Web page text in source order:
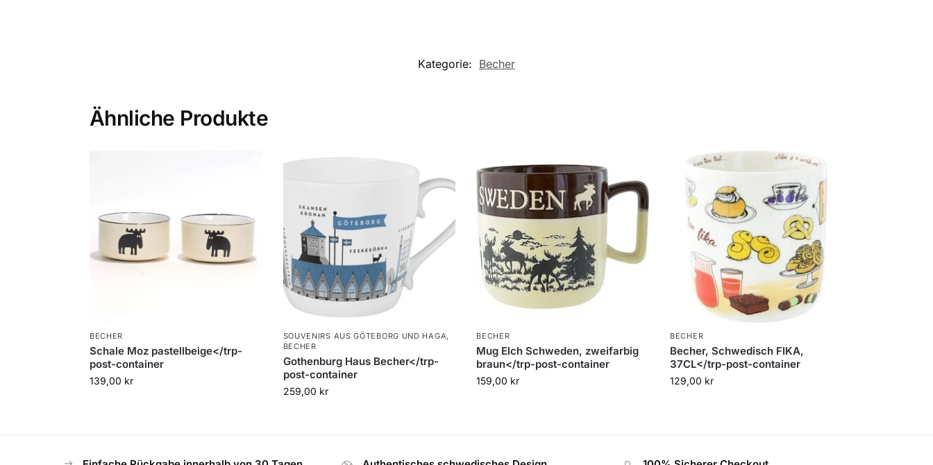
Kategorie: Becher
Ähnliche Produkte
BECHER
Schale Moz pastellbeige</trp-
post-container
139,00 kr
SOUVENIRS AUS GÖTEBORG UND HAGA,
BECHER
Gothenburg Haus Becher</trp-
post-container
259,00 kr
BECHER
Mug Elch Schweden, zweifarbig
braun</trp-post-container
159,00 kr
BECHER
Becher, Schwedisch FIKA,
37CL</trp-post-container
129,00 kr